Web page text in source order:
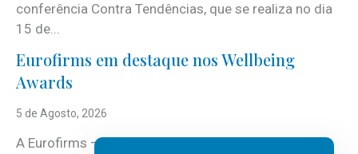
conferência Contra Tendências, que se realiza no dia
15 de...
Eurofirms em destaque nos Wellbeing
Awards
5 de Agosto, 2026
A Eurofirms – People first está de regresso aos